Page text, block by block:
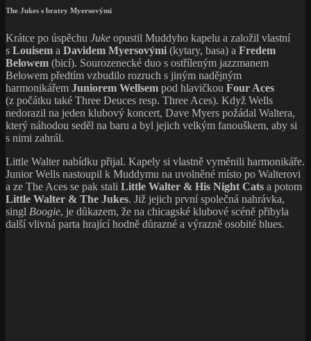
The Jukes s bratry Myersovými
Krátce po úspěchu Juke opustil Muddyho kapelu a založil vlastní
s Louisem a Davidem Myersovými (kytary, basa) a Fredem
Belowem (bicí). Sourozenecké duo s ostříleným jazzmanem
Belowem předtím vzbudilo rozruch s jiným nadějným
harmonikářem Juniorem Wellsem pod hlavičkou Four Aces
(z počátku také Three Deuces resp. Three Aces). Když Wells
nedorazil na jeden klubový koncert, Dave Myers požádal Waltera,
který náhodou seděl na baru a byl jejich velkým fanouškem, aby si
s nimi zahrál.
Little Walter nabídku přijal. Kapely si vlastně vyměnili harmonikáře.
Junior Wells nastoupil k Muddymu na uvolněné místo po Walterovi
a ze The Aces se pak stali Little Walter & His Night Cats a potom
Little Walter & The Jukes. Již jejich první společná nahrávka,
singl Boogie, je důkazem, že na chicagské klubové scéně přibyla
další vlivná parta hrající hodně důrazné a výrazně osobité blues.